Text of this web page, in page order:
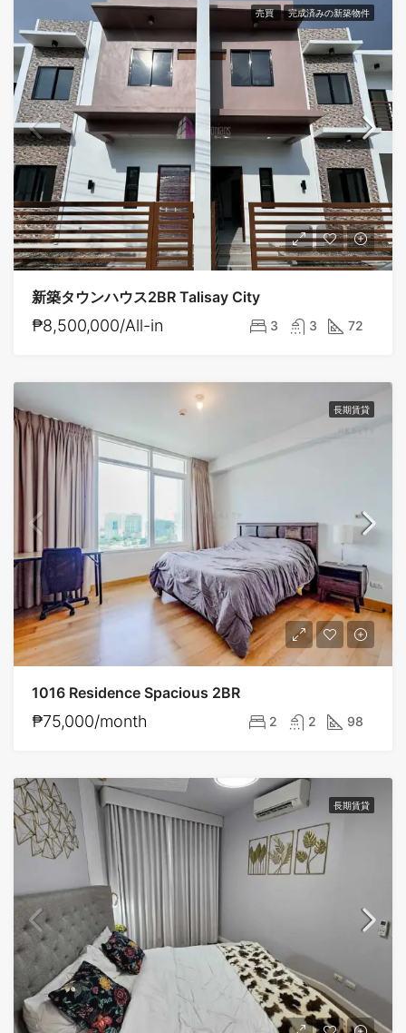
売買 完成済みの新築物件
新築タウンハウス2BR Talisay City
₱8,500,000/All-in 3 3 72
長期賃貸
1016 Residence Spacious 2BR
₱75,000/month 2 2 98
長期賃貸